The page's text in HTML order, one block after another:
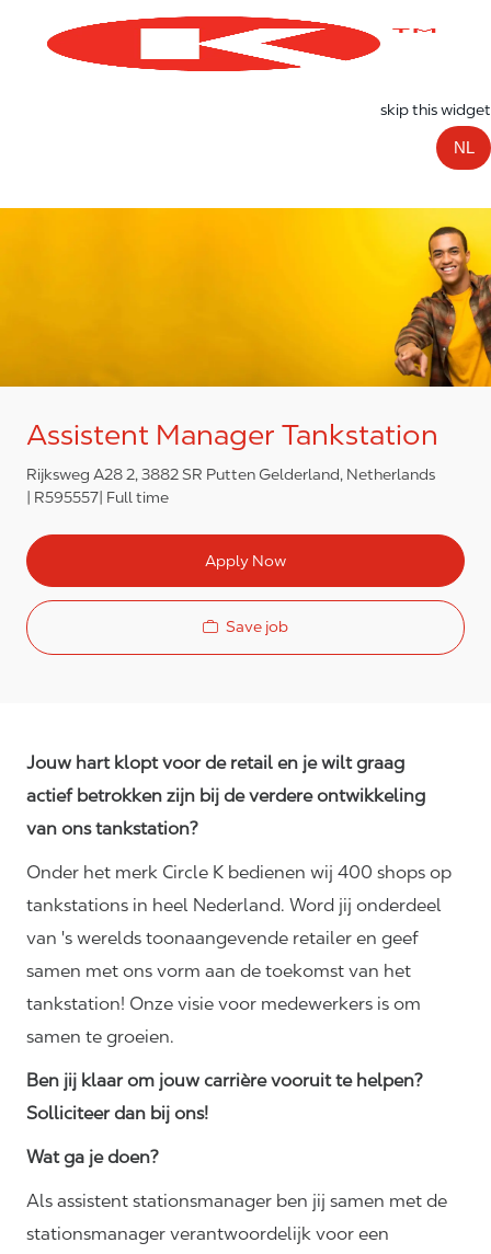
skip this widget
NL
Assistent Manager Tankstation
Rijksweg A28 2, 3882 SR Putten Gelderland, Netherlands
R595557 Full time
Apply Now
Save job
Jouw hart klopt voor de retail en je wilt graag
actief betrokken zijn bij de verdere ontwikkeling
van ons tankstation?
Onder het merk Circle K bedienen wij 400 shops op
tankstations in heel Nederland. Word jij onderdeel
van 's werelds toonaangevende retailer en geef
samen met ons vorm aan de toekomst van het
tankstation! Onze visie voor medewerkers is om
samen te groeien.
Ben jij klaar om jouw carrière vooruit te helpen?
Solliciteer dan bij ons!
Wat ga je doen?
Als assistent stationsmanager ben jij samen met de
stationsmanager verantwoordelijk voor een